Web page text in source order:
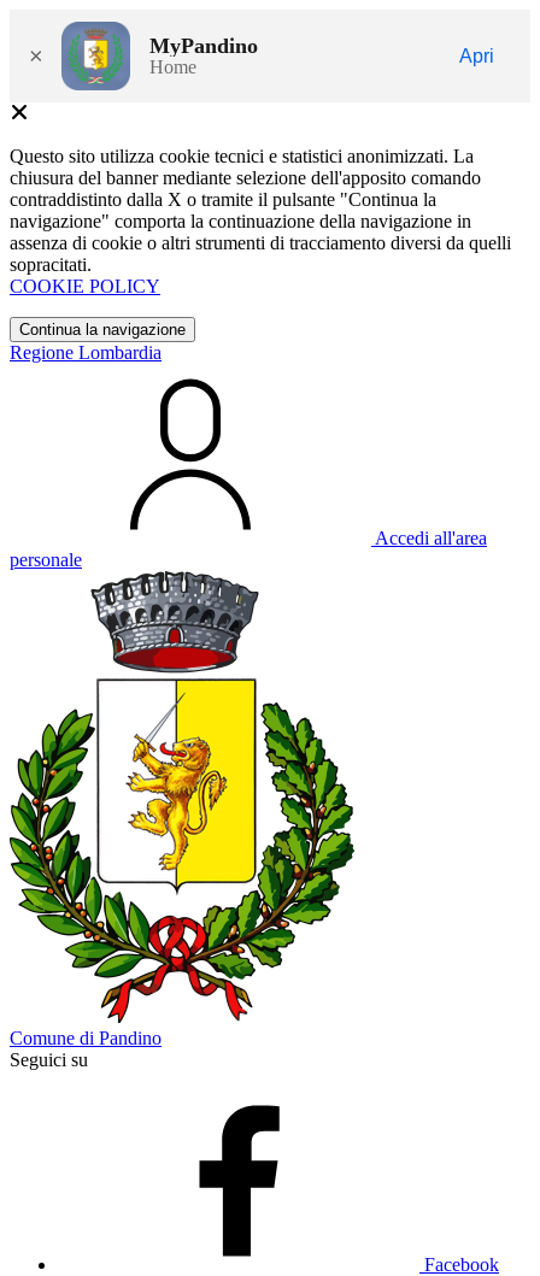
× MyPandino
Home
Apri
Questo sito utilizza cookie tecnici e statistici anonimizzati. La
chiusura del banner mediante selezione dell'apposito comando
contraddistinto dalla X o tramite il pulsante "Continua la
navigazione" comporta la continuazione della navigazione in
assenza di cookie o altri strumenti di tracciamento diversi da quelli
sopracitati.
COOKIE POLICY
Continua la navigazione
Regione Lombardia
Accedi all'area
personale
Comune di Pandino
Seguici su
Facebook